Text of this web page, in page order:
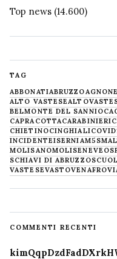
Top news (14.600)
TAG
ABBONATIABRUZZO
ALTO VASTESE
BELMONTE DEL SANNIO
CAPRACOTTACARABINIERI
CHIETINOCINGHIALI
INCIDENTEISERNIAM5S
MOLISANOMOLISENEVE
SCHIAVI DI ABRUZZO
VASTESEVASTOVENAFRO
COMMENTI RECENTI